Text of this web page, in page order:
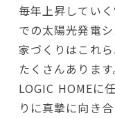
毎年上昇してい
での太陽光発電
家づくりはこれ
たくさんあります
LOGIC HOMEに
りに真摯に向き